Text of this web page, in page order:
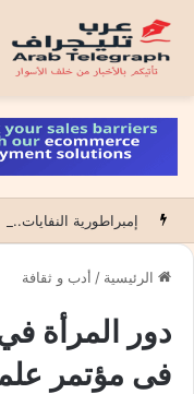
الرئيسية / أدب و ثقافة
دور المرأة
فى مؤتمر